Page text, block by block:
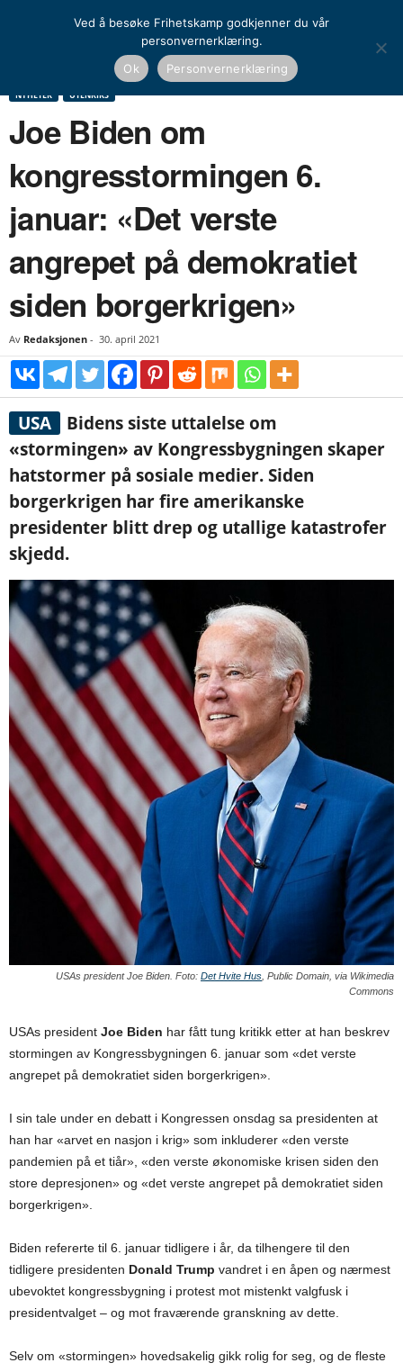
Joe Biden om kongresstormingen 6. januar: «Det verste angrepet på
NYHETER UTENRIKS
Joe Biden om
kongresstormingen 6.
januar: «Det verste
angrepet på demokratiet
siden borgerkrigen»
Av Redaksjonen - 30. april 2021
USA
Bidens siste uttalelse om
«stormingen» av Kongressbygningen skaper
hatstormer på sosiale medier. Siden
borgerkrigen har fire amerikanske
presidenter blitt drep og utallige katastrofer
skjedd.
USAs president Joe Biden. Foto: Det Hvite Hus , Public Domain, via Wikimedia
Commons
USAs president Joe Biden har fått tung kritikk etter at han beskrev
stormingen av Kongressbygningen 6. januar som «det verste
angrepet på demokratiet siden borgerkrigen».
I sin tale under en debatt i Kongressen onsdag sa presidenten at
han har «arvet en nasjon i krig» som inkluderer «den verste
pandemien på et tiår», «den verste økonomiske krisen siden den
store depresjonen» og «det verste angrepet på demokratiet siden
borgerkrigen».
Biden refererte til 6. januar tidligere i år, da tilhengere til den
tidligere presidenten Donald Trump vandret i en åpen og nærmest
ubevoktet kongressbygning i protest mot mistenkt valgfusk i
presidentvalget – og mot fraværende granskning av dette.
Selv om «stormingen» hovedsakelig gikk rolig for seg, og de fleste
Ved å besøke Frihetskamp godkjenner du vår
personvernerklæring.
Ok
Personvernerklæring